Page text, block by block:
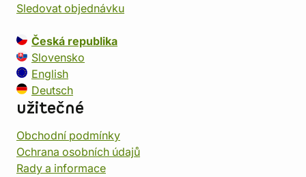
Sledovat objednávku
Česká republika
Slovensko
English
Deutsch
užitečné
Obchodní podmínky
Ochrana osobních údajů
Rady a informace